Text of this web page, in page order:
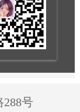
号